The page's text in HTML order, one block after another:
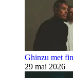
Ghinzu met
29 mai 2026